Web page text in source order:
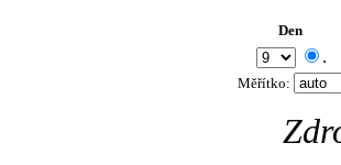
Den
.
Měřítko: